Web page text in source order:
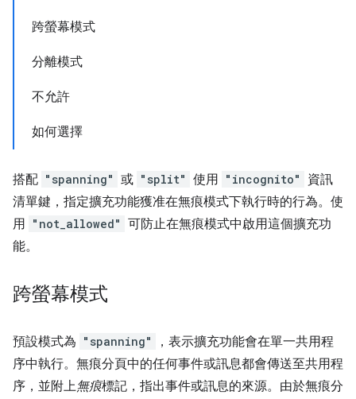
跨螢幕模式
分離模式
不允許
如何選擇
搭配 "spanning" 或 "split" 使用 "incognito"
資訊
清單鍵，指定擴充功能獲准在無痕模式下執行時的行為。使
用 "not_allowed" 可防止在無痕模式中啟用這個擴充功
能。
跨螢幕模式
預設模式為 "spanning"
，表示擴充功能會在單一共用程
序中執行。無痕分頁中的任何事件或訊息都會傳送至共用程
序，並附上無痕標記，指出事件或訊息的來源。由於無痕分